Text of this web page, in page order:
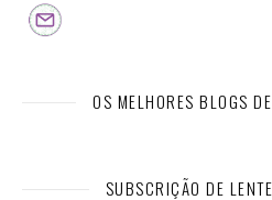
OS MELHORES BLOGS
SUBSCRIÇÃO DE